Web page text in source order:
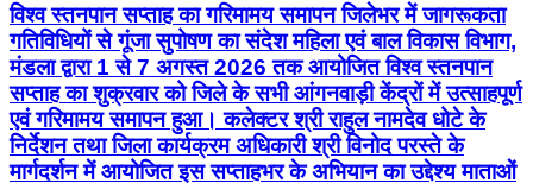
विश्व स्तनपान सप्ताह का गरिमामय समापन जिलेभर में जागरूकता
गतिविधियों से गूंजा सुपोषण का संदेश महिला एवं बाल विकास विभाग,
मंडला द्वारा 1 से 7 अगस्त 2026 तक आयोजित विश्व स्तनपान
सप्ताह का शुक्रवार को जिले के सभी आंगनवाड़ी केंद्रों में उत्साहपूर्ण
एवं गरिमामय समापन हुआ। कलेक्टर श्री राहुल नामदेव धोटे के
निर्देशन तथा जिला कार्यक्रम अधिकारी श्री विनोद परस्ते के
मार्गदर्शन में आयोजित इस सप्ताहभर के अभियान का उद्देश्य माताओं